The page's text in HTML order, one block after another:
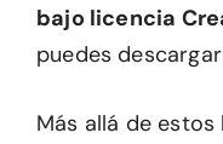
bajo licencia
puedes
Más allá de